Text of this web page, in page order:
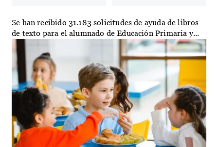
Se han recibido 31.183 solicitudes de ayuda de libros
de texto para el alumnado de Educación Primaria y...